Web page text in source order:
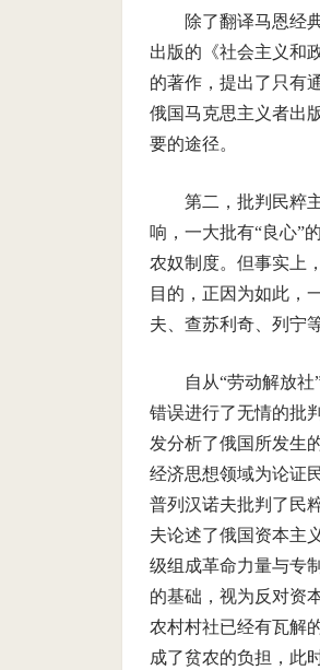
除了翻译马恩经
出版的《社会主义和
的著作，提出了只有
俄国马克思主义者出
要的途径。
第二，批判民粹
响，一大批有“良心”
农奴制度。但事实上
目的，正因为如此，
夫、查苏利奇、列宁等
自从“劳动解放
错误进行了无情的批
发分析了俄国所发生
经济思想领域为论证
普列汉诺夫批判了民
夫论述了俄国资本主
级组成革命力量与专
的基础，视为反对资
农村村社已经有瓦解
成了贫农的负担，此